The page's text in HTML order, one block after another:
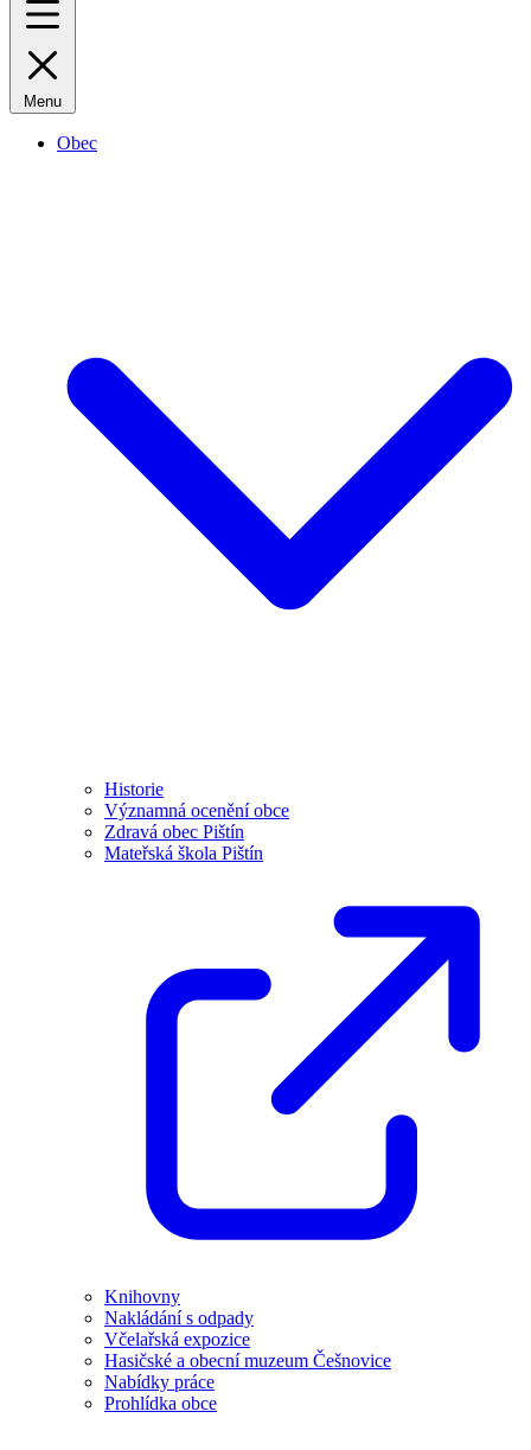
Menu
Obec
Historie
Významná ocenění obce
Zdravá obec Pištín
Mateřská škola Pištín
Knihovny
Nakládání s odpady
Včelařská expozice
Hasičské a obecní muzeum Češnovice
Nabídky práce
Prohlídka obce